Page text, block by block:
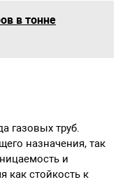
в тонне
газовых труб.
назначения, так
и
как стойкость к